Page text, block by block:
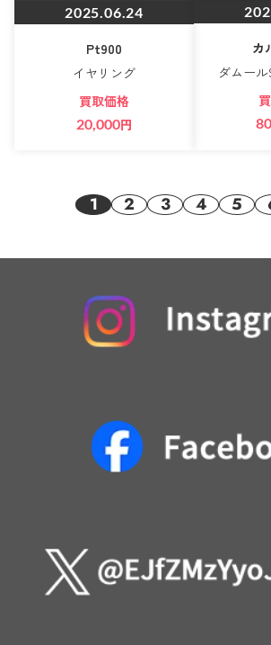
2025.06.24
Pt900
イヤリング
買取価格
20,000円
カ
ダムー
1 2 3 4 5